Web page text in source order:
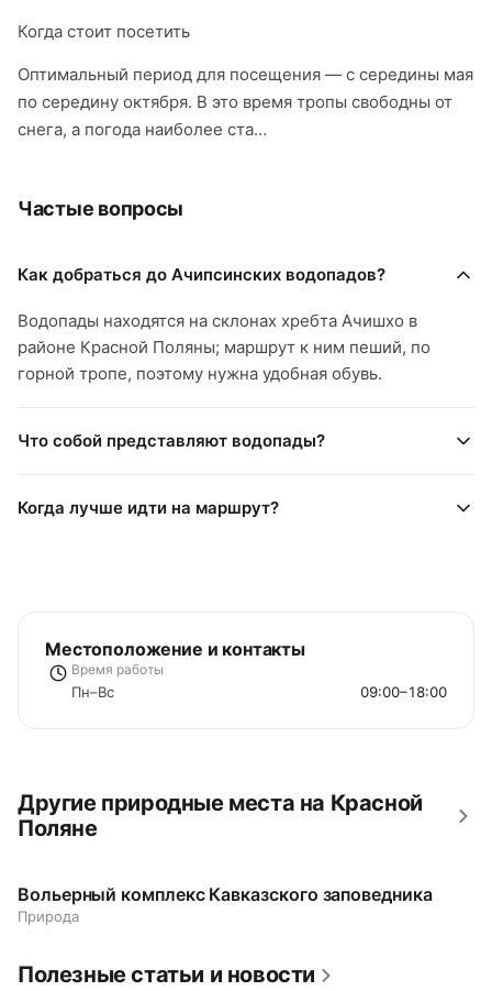
Когда стоит посетить
Оптимальный период для посещения — с середины мая
по середину октября. В это время тропы свободны от
снега, а погода наиболее ста…
Частые вопросы
Как добраться до Ачипсинских водопадов?
Водопады находятся на склонах хребта Ачишхо в
районе Красной Поляны; маршрут к ним пеший, по
горной тропе, поэтому нужна удобная обувь.
Что собой представляют водопады?
Когда лучше идти на маршрут?
Местоположение и контакты
Время работы
Пн–Вс 09:00–18:00
Другие природные места на Красной
Поляне
Вольерный комплекс Кавказского заповедника
Природа
Полезные статьи и новости